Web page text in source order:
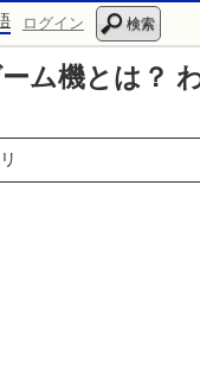
ログイン 検索
ム機とは？